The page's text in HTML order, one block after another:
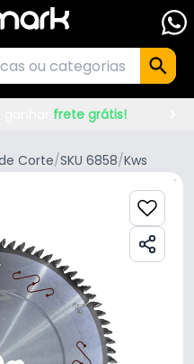
frete grátis!
Corte/SKU 6858/Kws